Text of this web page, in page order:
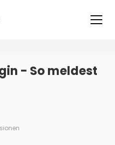
- So meldest